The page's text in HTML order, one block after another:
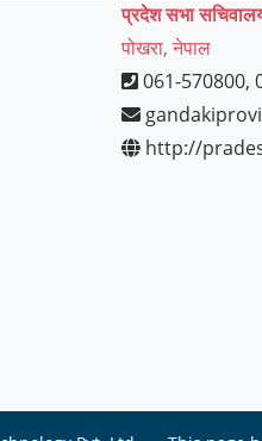
प्रदेश सभा
पोखरा, नेपाल
061-570800,
http://